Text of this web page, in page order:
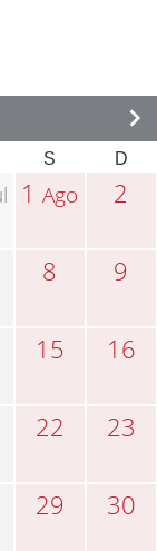
S D
1Ago 2
8 9
15 16
22 23
29 30